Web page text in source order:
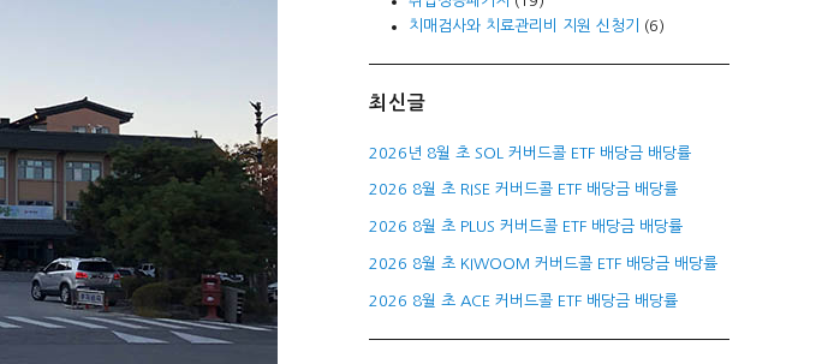
치매검사와 치료관리비 지원 신청기
(6)
최신글
2026년 8월 초 SOL 커버드콜 ETF 배당금 배당률
2026 8월 초 RISE 커버드콜 ETF 배당금 배당률
2026 8월 초 PLUS 커버드콜 ETF 배당금 배당률
2026 8월 초 KIWOOM 커버드콜 ETF 배당금 배당률
2026 8월 초 ACE 커버드콜 ETF 배당금 배당률